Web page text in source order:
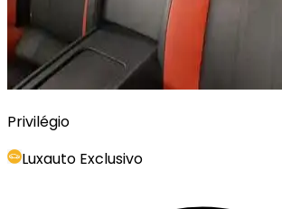
Privilégio
Luxauto Exclusivo